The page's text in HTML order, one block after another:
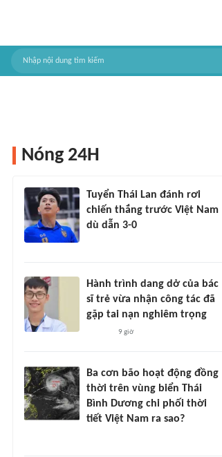
Nóng 24H
Tuyển Thái Lan đánh rơi
chiến thắng trước Việt Nam
dù dẫn 3-0
Hành trình dang dở của bác
sĩ trẻ vừa nhận công tác đã
gặp tai nạn nghiêm trọng
9 giờ
Ba cơn bão hoạt động đồng
thời trên vùng biển Thái
Bình Dương chi phối thời
tiết Việt Nam ra sao?